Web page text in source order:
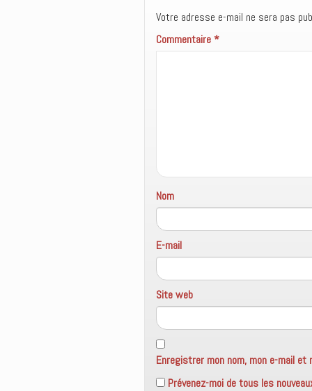
r
)
t
e
)
v
e
Votre adresse e-mail ne sera pas
Commentaire*
Nom
E-mail
Site web
Enregistrer mon nom, mon e-mail
Prévenez-moi de tous les